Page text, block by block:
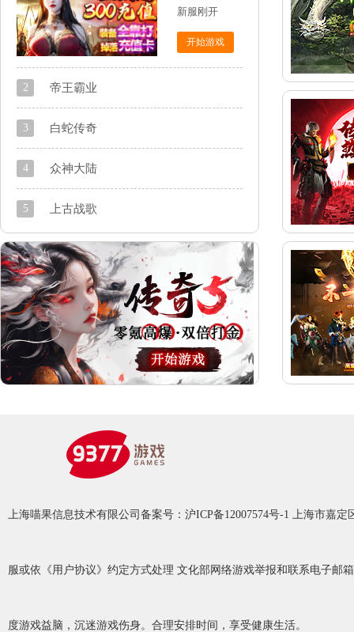
新服刚开
开始游戏
2 帝王霸业
3 白蛇传奇
4 众神大陆
开始游戏
5 上古战歌
官方推荐
复古游戏
开始游戏
上海喵果信息技术有限公司备案号：沪ICP备12007574号-1 上海市嘉
服或依《用户协议》约定方式处理 文化部网络游戏举报和联系电子邮
度游戏益脑，沉迷游戏伤身。合理安排时间，享受健康生活。